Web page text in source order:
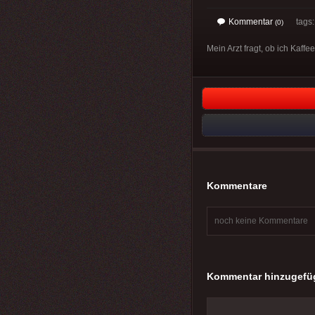
Kommentar (0)
Mein Arzt fragt, ob ich
Kommentare
noch keine Kommentare
Kommentar